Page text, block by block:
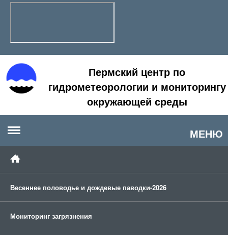
Пермский центр по
гидрометеорологии и мониторингу
окружающей среды
МЕНЮ
Весеннее половодье и дождевые паводки-2026
Мониторинг загрязнения